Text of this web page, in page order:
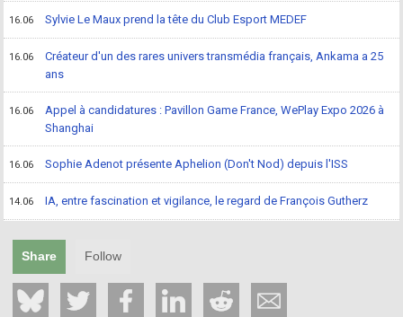
16.06 Sylvie Le Maux prend la tête du Club Esport MEDEF
16.06
Créateur d'un des rares univers transmédia français, Ankama a 25
ans
16.06
Appel à candidatures : Pavillon Game France, WePlay Expo 2026 à
Shanghai
16.06 Sophie Adenot présente Aphelion (Don't Nod) depuis l'ISS
14.06 IA, entre fascination et vigilance, le regard de François Gutherz
Share Follow